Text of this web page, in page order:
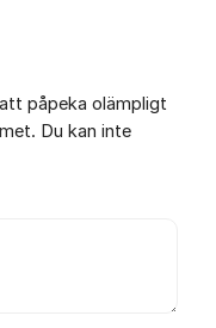
påpeka olämpligt
Du kan inte